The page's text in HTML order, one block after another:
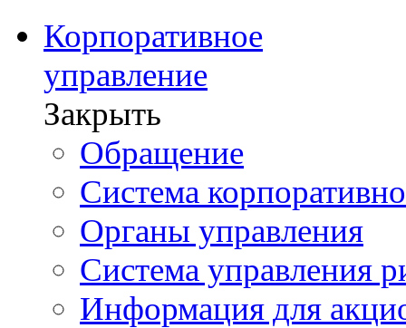
Корпоративное
управление
Закрыть
Обращение
Система
Органы управления
Система управления
Информация для